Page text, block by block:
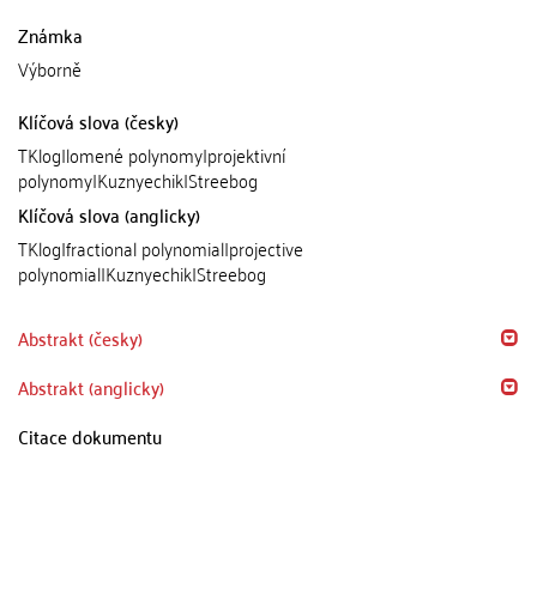
Známka
Výborně
Klíčová slova (česky)
TKlog|lomené polynomy|projektivní
polynomy|Kuznyechik|Streebog
Klíčová slova (anglicky)
TKlog|fractional polynomial|projective
polynomial|Kuznyechik|Streebog
Abstrakt (česky)
Abstrakt (anglicky)
Citace dokumentu